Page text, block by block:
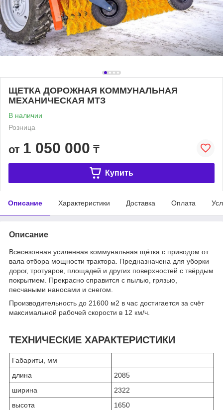
ЩЕТКА ДОРОЖНАЯ КОММУНАЛЬНАЯ
МЕХАНИЧЕСКАЯ МТЗ
В наличии
Розница
от 1 050 000 ₸
Купить
Описание Характеристики Доставка Оплата
Описание
Всесезонная усиленная коммунальная щётка с приводом от
вала отбора мощности трактора. Предназначена для уборки
дорог, тротуаров, площадей и других поверхностей с твёрдым
покрытием. Прекрасно справится с пылью, грязью,
песчаными наносами и снегом.
Производительность до 21600 м2 в час достигается за счёт
максимальной рабочей скорости в 12 км/ч.
ТЕХНИЧЕСКИЕ ХАРАКТЕРИСТИКИ
Габариты, мм
длина
2085
ширина
2322
высота
1650